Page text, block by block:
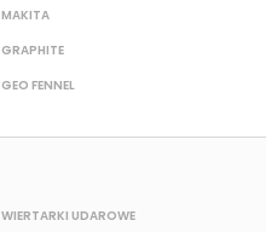
MAKITA
GRAPHITE
GEO FENNEL
WIERTARKI UDAROWE